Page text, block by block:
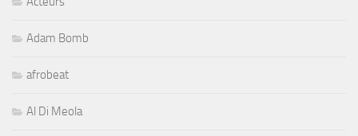
Adam Bomb
afrobeat
Al Di Meola